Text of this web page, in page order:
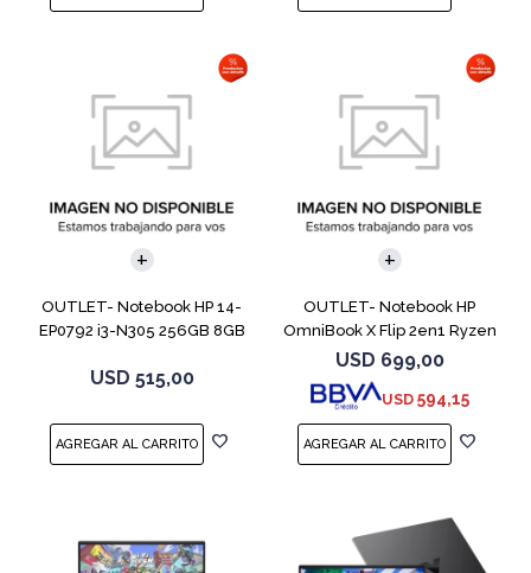
OUTLET- Notebook HP 14-
EP0792 i3-N305 256GB 8GB
USD 515,00
COMPARAR
OUTLET- Notebook HP
OmniBook X Flip 2en1 Ryzen
5 512GB 8GB
USD 699,00
USD 594,15
COMPARAR